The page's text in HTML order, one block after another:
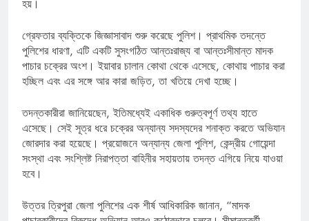
হয়।
গ্রেফতার ব্যক্তিকে জিজ্ঞাসাবাদ শুরু করেছে পুলিশ। প্রাথমিক তদন্তে
পুলিশের ধারণা, এটি একটি সুসংগঠিত আন্তঃরাজ্য বা আন্তঃসীমান্ত মাদক
পাচার চক্রের অংশ। ইয়াবার চালান কোথা থেকে এসেছে, কোথায় পাচার করা
হচ্ছিল এবং এর সঙ্গে আর কারা জড়িত, তা খতিয়ে দেখা হচ্ছে।
তদন্তকারীরা জানিয়েছেন, ইতিমধ্যেই একাধিক গুরুত্বপূর্ণ তথ্য হাতে
এসেছে। সেই সূত্র ধরে চক্রের অন্যান্য সদস্যদের শনাক্ত করতে অভিযান
জোরদার করা হয়েছে। প্রয়োজনে অন্যান্য জেলা পুলিশ, কেন্দ্রীয় গোয়েন্দা
সংস্থা এবং সংশ্লিষ্ট নিরাপত্তা বাহিনীর সহায়তায় তদন্ত এগিয়ে নিয়ে যাওয়া
হবে।
উত্তর ত্রিপুরা জেলা পুলিশের এক শীর্ষ আধিকারিক জানান, “মাদক